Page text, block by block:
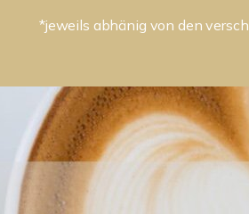
*jeweils abhänig von den